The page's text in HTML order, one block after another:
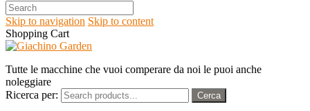
Skip to navigation Skip to content
Shopping Cart
Tutte le macchine che vuoi comperare da noi le puoi anche
noleggiare
Ricerca per: